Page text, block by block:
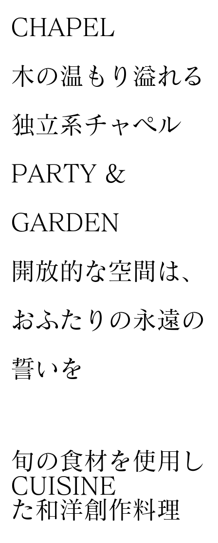
CUISINE
​旬の食材を使用し
た和洋創作料理
CHAPEL
木の温もり溢れる
独立系チャペル
PARTY &
GARDEN
開放的な空間は、
おふたりの永遠の
誓いを